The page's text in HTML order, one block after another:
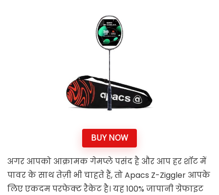
BUY NOW
अगर आपको आक्रामक गेमप्ले पसंद है और आप हर शॉट में
पावर के साथ तेज़ी भी चाहते हैं, तो Apacs Z-Ziggler आपके
लिए एकदम परफेक्ट रैकेट है। यह 100% जापानी ग्रेफाइट